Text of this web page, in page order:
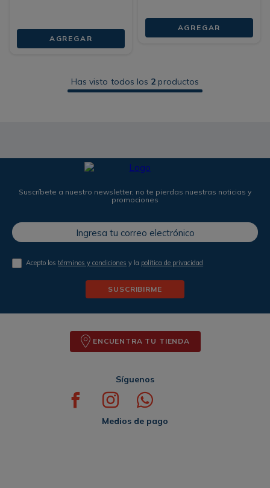
AGREGAR
AGREGAR
Has visto todos los 2 productos
Suscríbete a nuestro newsletter, no te pierdas nuestras noticias y
promociones
Acepto lostérminos y condiciones y la política de privacidad
SUSCRIBIRME
ENCUENTRA TU TIENDA
Síguenos
Medios de pago